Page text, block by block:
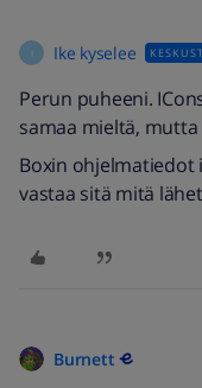
I Ike kyselee
Perun puheeni.
samaa mieltä,
Boxin ohjelmatiedot
vastaa sitä mitä
Burnett